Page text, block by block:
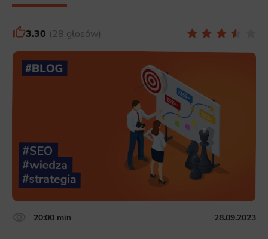
3.30 28 głosów
20:00 min 28.09.2023